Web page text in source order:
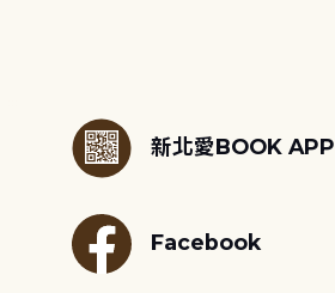
新北愛BOOK APP
Facebook